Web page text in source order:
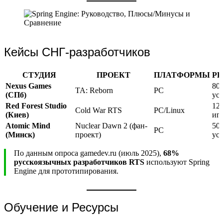
Кейсы СНГ-разработчиков
СТУДИЯ ПРОЕКТ ПЛАТФОРМЫ
Nexus Games
(СПб)
TA: Reborn PC
Red Forest Studio
(Киев)
Cold War RTS PC/Linux
Atomic Mind
(Минск)
Nuclear Dawn 2 (фан-
проект)
PC
По данным опроса gamedev.ru (июль 2025), 68%
русскоязычных разработчиков RTS используют Spring
Engine для прототипирования.
Обучение и Ресурсы